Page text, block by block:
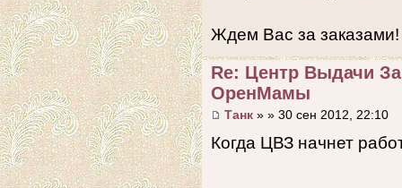
Ждем Вас за
Re: Центр Выдачи
ОренМамы
Танк » » 30 сен 2012, 22:10
Когда ЦВЗ начнет